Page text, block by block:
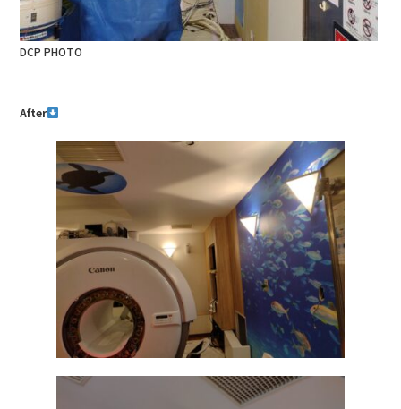
DCP PHOTO
After